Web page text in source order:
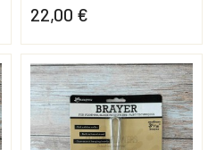
22,00 €